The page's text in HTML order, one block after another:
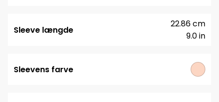
Sleeve længde
9.0 in
22.86 cm
Sleevens farve